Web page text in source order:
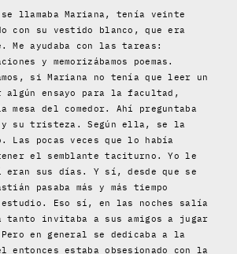
llamaba Mariana, tenía veinte
con su vestido blanco, que era
Me ayudaba con las tareas:
y memorizábamos poemas.
si Mariana no tenía que leer un
ensayo para la facultad,
mesa del comedor. Ahí preguntaba
y su tristeza. Según ella, se la
Las pocas veces que lo había
el semblante taciturno. Yo le
eran sus días. Y sí, desde que se
pasaba más y más tiempo
estudio. Eso sí, en las noches salía
tanto invitaba a sus amigos a jugar
en general se dedicaba a la
entonces estaba obsesionado con la